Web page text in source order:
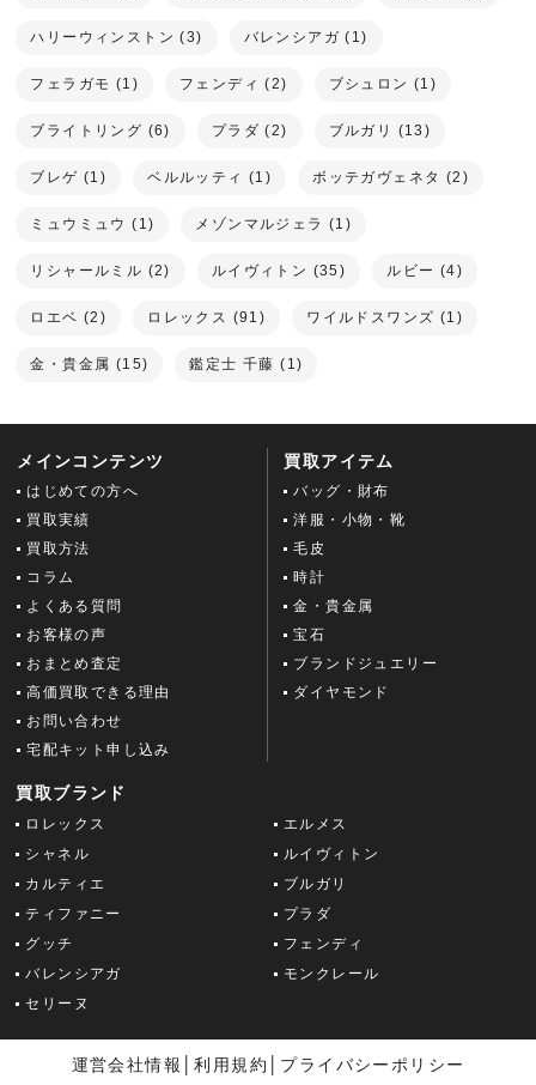
ハリーウィンストン (3) バレンシアガ (1)
フェラガモ (1) フェンディ (2) ブシュロン (1)
ブライトリング (6) プラダ (2) ブルガリ (13)
ブレゲ (1) ベルルッティ (1) ボッテガヴェネタ (2)
ミュウミュウ (1) メゾンマルジェラ (1)
リシャールミル (2) ルイヴィトン (35) ルビー (4)
ロエベ (2) ロレックス (91) ワイルドスワンズ (1)
金・貴金属 (15) 鑑定士 千藤 (1)
メインコンテンツ
はじめての方へ
買取実績
買取方法
コラム
よくある質問
お客様の声
おまとめ査定
高価買取できる理由
お問い合わせ
宅配キット申し込み
買取アイテム
バッグ・財布
洋服・小物・靴
毛皮
時計
金・貴金属
宝石
ブランドジュエリー
ダイヤモンド
買取ブランド
ロレックス
エルメス
シャネル
ルイヴィトン
カルティエ
ブルガリ
ティファニー
プラダ
グッチ
フェンディ
バレンシアガ
モンクレール
セリーヌ
運営会社情報 │利用規約 プライバシーポリシー